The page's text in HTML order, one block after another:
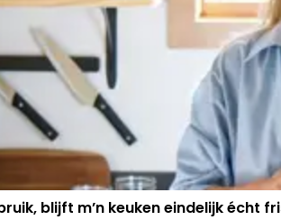
blijft m’n keuken eindelijk écht